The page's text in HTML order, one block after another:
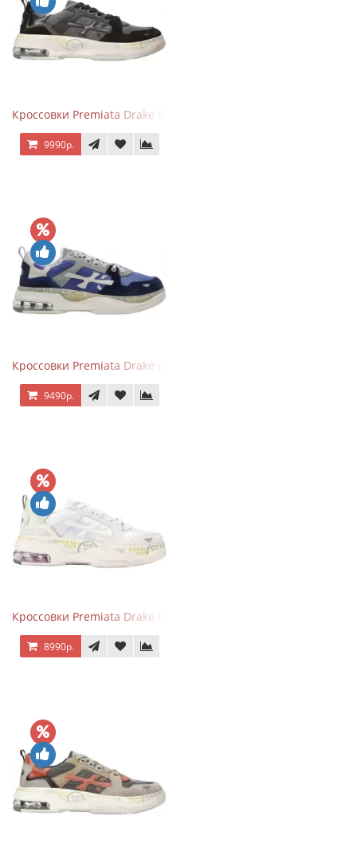
Кроссовки Premiata Drake Black Gray
9990р.
Кроссовки Premiata Drake синие с серым
9490р.
Кроссовки Premiata Drake Light Beige Silver
8990р.